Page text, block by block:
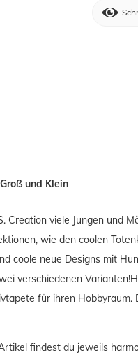
und Klein
Creation viele Jungen und
wie den coolen
coole neue Designs mit
verschiedenen
für ihren
findest du jeweils